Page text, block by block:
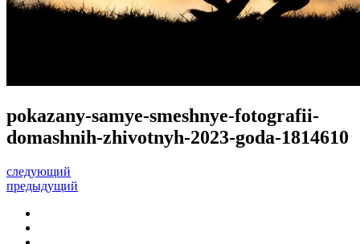
pokazany-samye-smeshnye-fotografii-
domashnih-zhivotnyh-2023-goda-1814610
следующий
предыдущий